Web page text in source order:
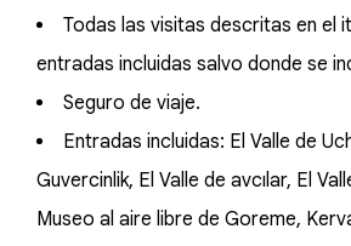
Todas las visitas descritas en el
entradas incluidas salvo donde se
Seguro de viaje.
Entradas incluidas: El Valle de
Guvercinlik, El Valle de avcılar, El
Museo al aire libre de Goreme,